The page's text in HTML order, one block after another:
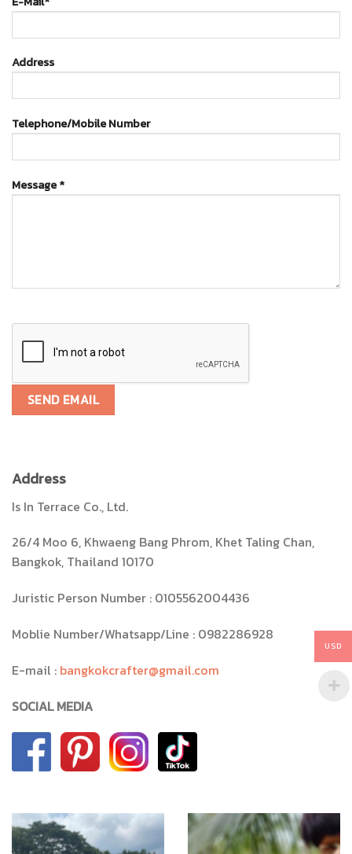
Address
Telephone/Mobile Number
Message *
Address
Is In Terrace Co., Ltd.
26/4 Moo 6, Khwaeng Bang Phrom, Khet Taling Chan,
Bangkok, Thailand 10170
Juristic Person Number : 0105562004436
Moblie Number/Whatsapp/Line : 0982286928
E-mail : bangkokcrafter@gmail.com
SOCIAL MEDIA
USD